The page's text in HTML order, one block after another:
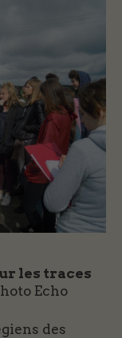
les traces
Echo
des